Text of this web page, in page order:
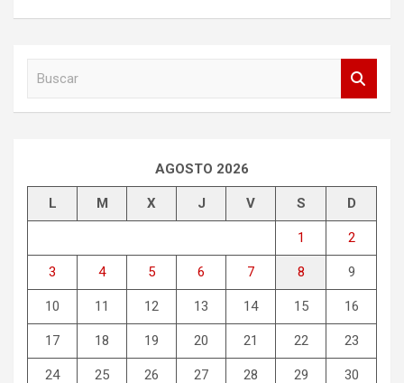
AGOSTO 2026
L M X J V S D
1 2
3 4 5 6 7 8 9
10 11 12 13 14 15 16
17 18 19 20 21 22 23
24 25 26 27 28 29 30